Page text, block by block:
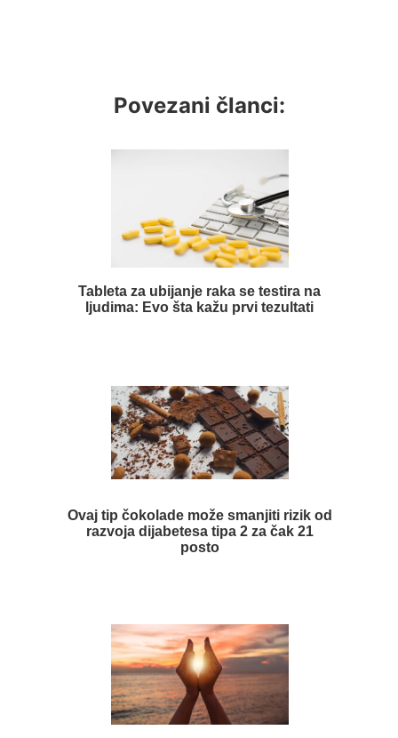
Povezani članci:
Tableta za ubijanje raka se testira na
ljudima: Evo šta kažu prvi tezultati
Ovaj tip čokolade može smanjiti rizik od
razvoja dijabetesa tipa 2 za čak 21
posto